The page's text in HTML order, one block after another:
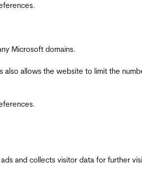
Microsoft domains.
allows the website to limit the
and collects visitor data for further